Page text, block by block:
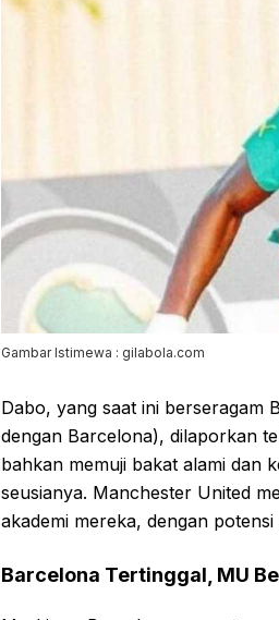
Gambar Istimewa : gilabola.com
Dabo, yang saat ini berseragam
dengan Barcelona), dilaporkan
bahkan memuji bakat alami dan
seusianya. Manchester United
akademi mereka, dengan
Barcelona Tertinggal, MU